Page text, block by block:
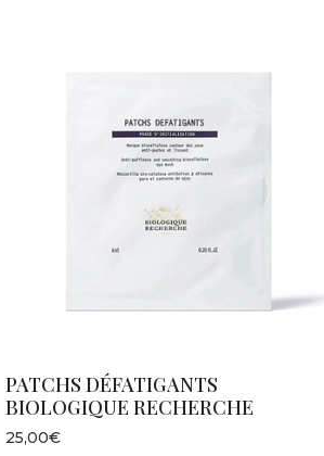
PATCHS DÉFATIGANTS
BIOLOGIQUE RECHERCHE
25,00€